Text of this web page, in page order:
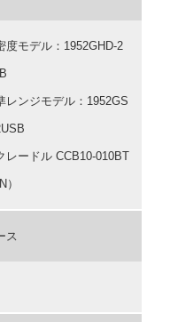
度モデル：1952GHD-2
レンジモデル：1952GS
レードル CCB10-010BT
）
ス